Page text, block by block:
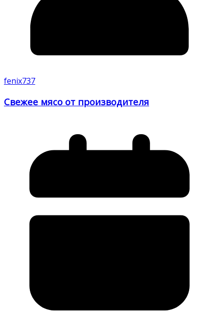
fenix737
Свежее мясо от производителя